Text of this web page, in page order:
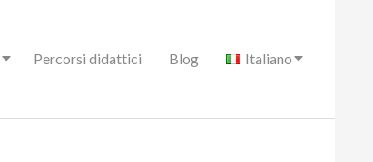
Percorsi didattici Blog Italiano